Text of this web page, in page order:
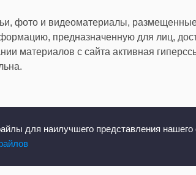
для наилучшего представления нашего
фото и видеоматериалы,
предназначенную для лиц,
материалов с сайта активная